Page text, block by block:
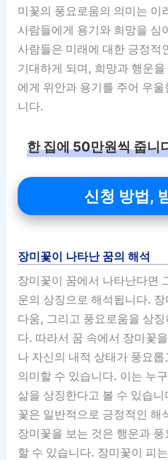
미꽃의 풍요로움의 의미는 이
사람들에게 용기와 희망을 심
사람들은 미래에 대한 긍정적
기대하게 되며, 희망과 행운
에게 위안과 용기를 주어 우
니다.
한 집에 50만원씩 줍니
신청 방법,
장미꽃이 나타난 꿈의 해석
장미꽃이 꿈에서 나타난다면
운의 상징으로 해석됩니다.
다움, 그리고 풍요로움을 상
다. 따라서 꿈 속에서 장미꽃
나 자신의 내적 상태가 풍요
의미할 수 있습니다. 이는 누
삶을 상징한다고 볼 수 있습
꽃은 일반적으로 긍정적인 해
장미꽃을 보는 것은 행운과
할 수 있습니다. 장미꽃이 피